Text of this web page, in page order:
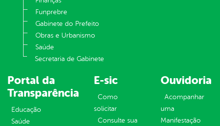
Funprebre
Gabinete do Prefeito
Obras e Urbanismo
Saúde
Secretaria de Gabinete
Portal da
Transparência
Educação
Saúde
E-sic
Como
solicitar
Consulte sua
Ouvidoria
Acompanhar
uma
Manifestação